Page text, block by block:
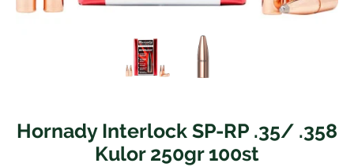
Hornady Interlock SP-RP .35/ .358
Kulor 250gr 100st